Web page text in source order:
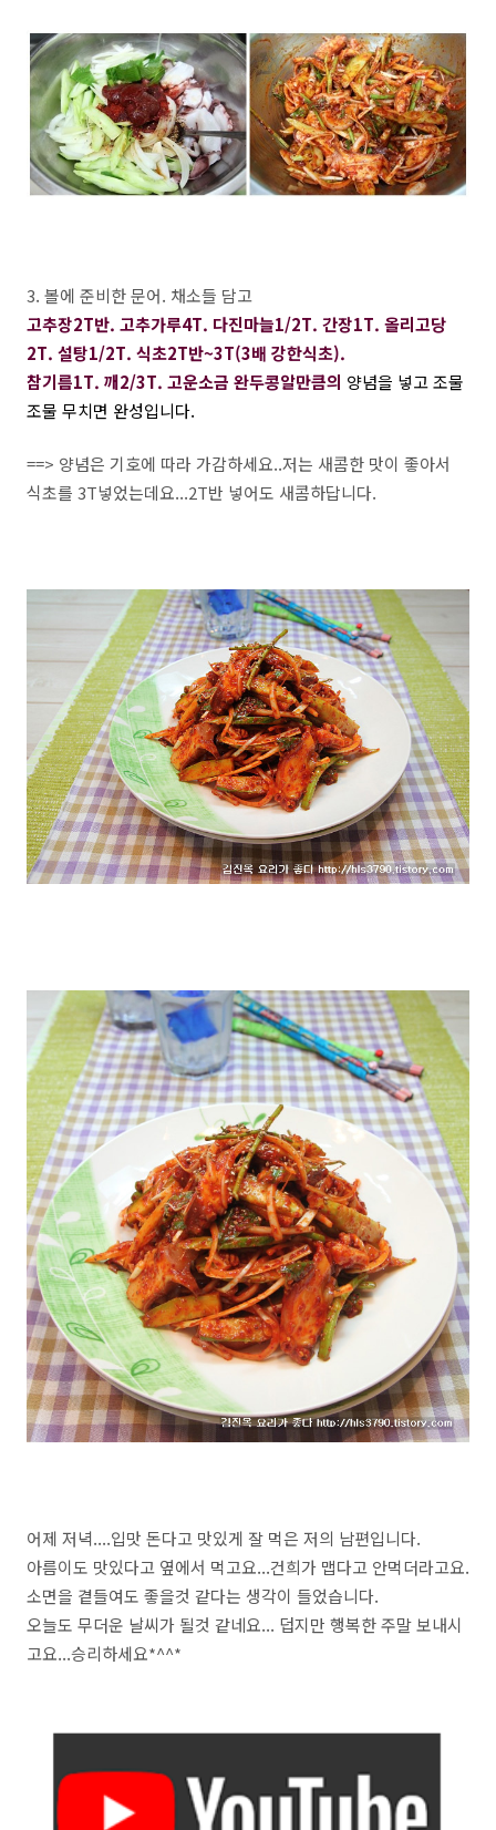
3. 볼에 준비한 문어. 채소들 담고
고추장2T반. 고추가루4T. 다진마늘1/2T. 간장1T. 올리고당
2T. 설탕1/2T. 식초2T반~3T(3배 강한식초).
참기름1T. 깨2/3T. 고운소금 완두콩알만큼의 양념을 넣고 조물
조물 무치면 완성입니다.
==> 양념은 기호에 따라 가감하세요..저는 새콤한 맛이 좋아서
식초를 3T넣었는데요...2T반 넣어도 새콤하답니다.
어제 저녁....입맛 돈다고 맛있게 잘 먹은 저의 남편입니다.
아름이도 맛있다고 옆에서 먹고요...건희가 맵다고 안먹더라고요.
소면을 곁들여도 좋을것 같다는 생각이 들었습니다.
오늘도 무더운 날씨가 될것 같네요... 덥지만 행복한 주말 보내시
고요...승리하세요*^^*